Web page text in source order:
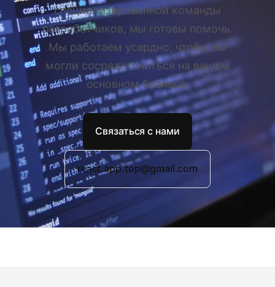
специализированной команды
разработчиков, мы готовы помочь.
Мы работаем усердно, чтобы вы
могли сосредоточиться на вашем
основном бизнесе.
Связаться с нами
react.app.top@gmail.com